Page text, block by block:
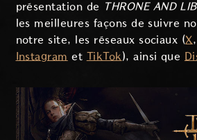
présentation de THRONE AND
les meilleures façons de suivre
notre site, les réseaux sociaux (X,
Instagram et TikTok), ainsi que